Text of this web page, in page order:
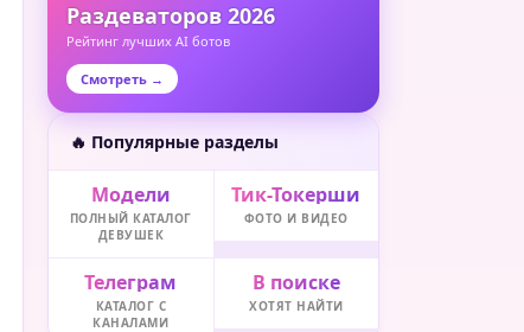
Раздеваторов 2026
Рейтинг лучших AI ботов
Смотреть →
🔥 Популярные разделы
Модели
ПОЛНЫЙ КАТАЛОГ
ДЕВУШЕК
Тик-Токерши
ФОТО И ВИДЕО
Телеграм
КАТАЛОГ С
КАНАЛАМИ
В поиске
ХОТЯТ НАЙТИ